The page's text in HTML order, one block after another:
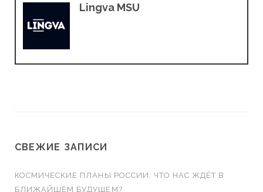
Lingva MSU
СВЕЖИЕ ЗАПИСИ
КОСМИЧЕСКИЕ ПЛАНЫ РОССИИ: ЧТО НАС ЖДЁТ В
БЛИЖАЙШЕМ БУДУЩЕМ?